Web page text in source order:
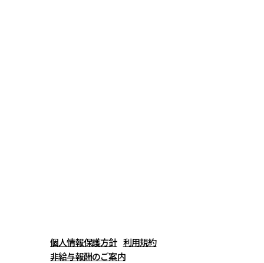
個人情報保護方針 利用規約
非給与報酬のご案内